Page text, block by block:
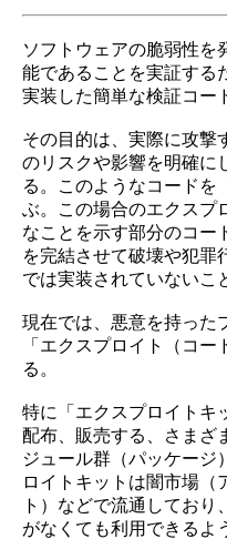
ソフトウェアの脆弱性を
能であることを実証する
実装した簡単な検証コー
その目的は、実際に攻撃
のリスクや影響を明確に
る。このようなコードを
ぶ。この場合のエクスプ
なことを示す部分のコー
を完結させて破壊や犯罪
では実装されていないこ
現在では、悪意を持った
「エクスプロイト（コ
る。
特に「エクスプロイトキ
配布、販売する、さまざ
ジュール群（パッケージ
ロイトキットは闇市場（
ト）などで流通してお
がなくても利用できるよ